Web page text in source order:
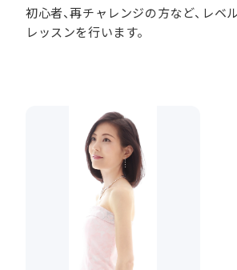
初心者、再チャレンジの方など、レベ
レッスンを行います。